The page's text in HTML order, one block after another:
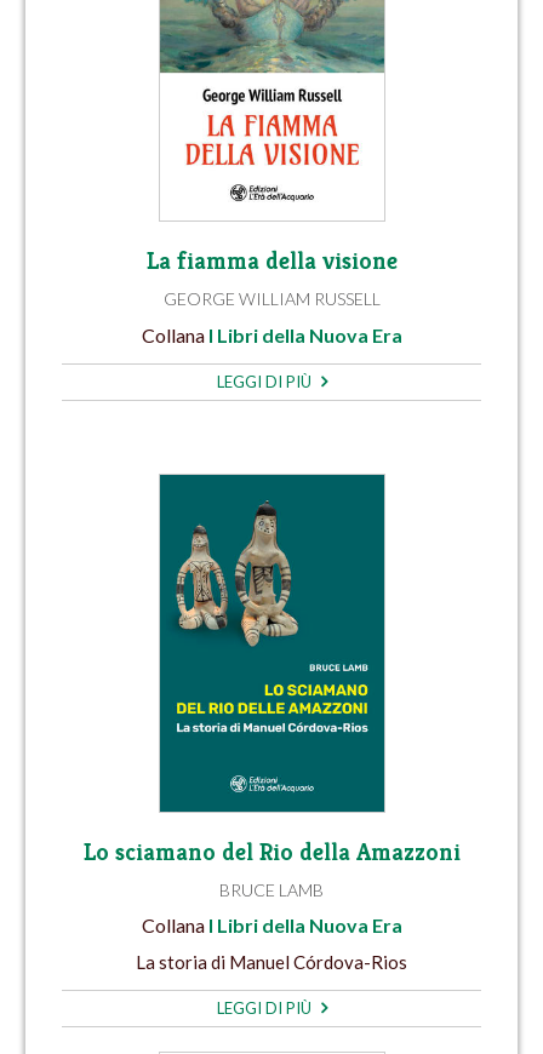
La fiamma della visione
GEORGE WILLIAM RUSSELL
Collana I Libri della Nuova Era
LEGGI DI PIÙ
Lo sciamano del Rio della Amazzoni
BRUCE LAMB
Collana I Libri della Nuova Era
La storia di Manuel Córdova-Rios
LEGGI DI PIÙ